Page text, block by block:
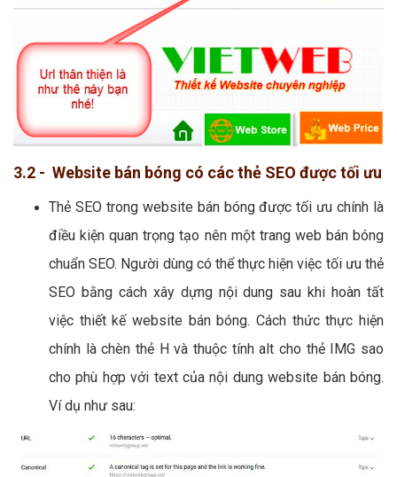
3.2 - Website bán bóng có các thẻ SEO được tối ưu
Thẻ SEO trong website bán bóng được tối ưu chính là
điều kiện quan trọng tạo nên một trang web bán bóng
chuẩn SEO. Người dùng có thể thực hiện việc tối ưu thẻ
SEO bằng cách xây dựng nội dung sau khi hoàn tất
việc thiết kế website bán bóng. Cách thức thực hiện
chính là chèn thẻ H và thuộc tính alt cho thẻ IMG sao
cho phù hợp với text của nội dung website bán bóng.
Ví dụ như sau: